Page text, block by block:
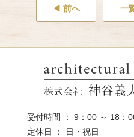
◀ 前へ 一
受付時間 ： 9：00 ～ 18：
定休日 ： 日・祝日